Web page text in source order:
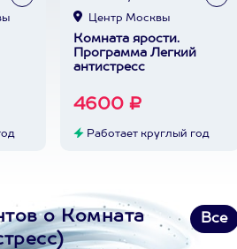
Центр Москвы
Комната ярости.
Программа Легкий
антистресс
4600 ₽
Работает круглый год
о Комната
Все